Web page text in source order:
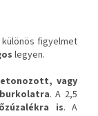
figyelmet
legyen.
vagy
. A 2,5
is. A